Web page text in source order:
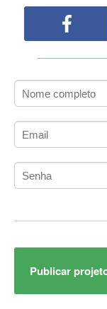
ActiveX Data
ADK
Administração
Administração de
Administração de
Administração de
Administrador de
Adobe After Effects
Adobe AIR
Publicar